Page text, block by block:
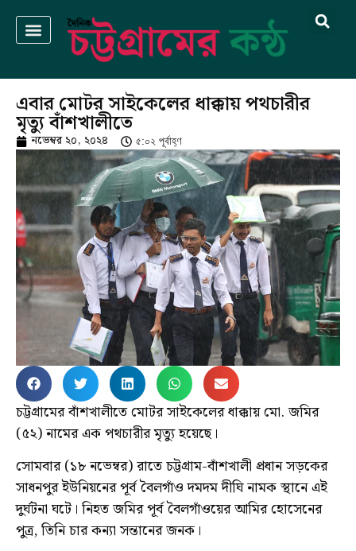
এবার মোটর সাইকেলের ধাক্কায় পথচারীর
মৃত্যু বাঁশখালীতে
নভেম্বর ২০, ২০২৪ ৫:০২ পূর্বাহ্ণ
চট্টগ্রামের বাঁশখালীতে মোটর সাইকেলের ধাক্কায় মো. জমির
(৫২) নামের এক পথচারীর মৃত্যু হয়েছে।
সোমবার (১৮ নভেম্বর) রাতে চট্টগ্রাম-বাঁশখালী প্রধান সড়কের
সাধনপুর ইউনিয়নের পূর্ব বৈলগাঁও দমদম দীঘি নামক স্থানে এই
দুর্ঘটনা ঘটে। নিহত জমির পূর্ব বৈলগাঁওয়ের আমির হোসেনের
পুত্র, তিনি চার কন্যা সন্তানের জনক।